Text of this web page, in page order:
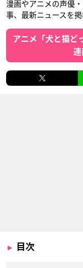
漫画やアニメの声優
事、最新ニュースを掲
アニメ「犬と猫ど
連
目次